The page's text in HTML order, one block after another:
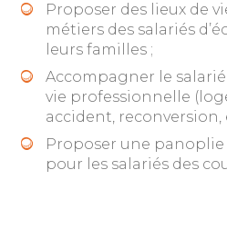
Proposer des lieux de
métiers des salariés
leurs familles ;
Accompagner le
vie professionnelle
accident, reconversion,
Proposer une panoplie
pour les salariés des